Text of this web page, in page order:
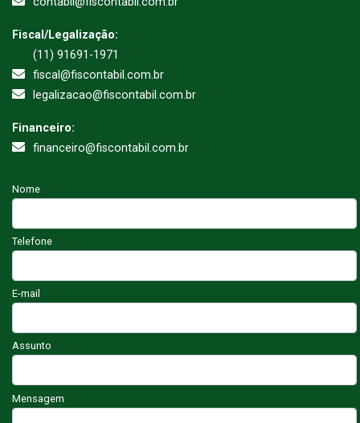
Fiscal/Legalização:
(11) 91691-1971
fiscal@fiscontabil.com.br
legalizacao@fiscontabil.com.br
Financeiro:
financeiro@fiscontabil.com.br
Nome
Telefone
E-mail
Assunto
Mensagem